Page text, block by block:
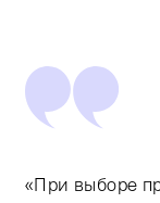
«При выборе